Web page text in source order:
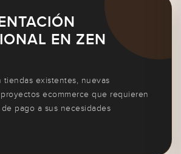
EN ZEN
tiendas existentes, nuevas
ecommerce que requieren
pago a sus necesidades